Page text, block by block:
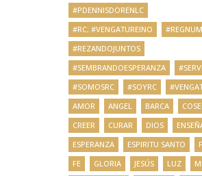
#PDENNISDORENLC
#RC; #VENGATUREINO
#REZANDOJUNTOS
#SEMBRANDOESPERANZA
#SOMOSRC
#SOYRC
AMOR
ANGEL BARCA
CREER
CURAR DIOS
ESPERANZA
ESPIRITU SANTO
FE
GLORIA JESÚS LUZ